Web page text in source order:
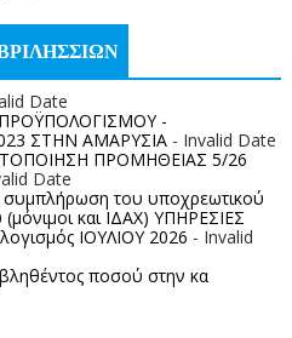
Date
-
ΣΤΗΝ ΑΜΑΡΥΣΙΑ- Invalid Date
ΠΡΟΜΗΘΕΙΑΣ 5/26
Date
συμπλήρωση του υποχρεωτικού
και ΙΔΑΧ) ΥΠΗΡΕΣΙΕΣ
ΙΟΥΛΙΟΥ 2026 - Invalid
ποσoύ στην κα